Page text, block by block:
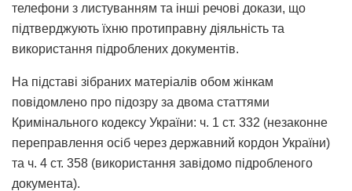
телефони з листуванням та інші речові докази, що
підтверджують їхню протиправну діяльність та
використання підроблених документів.
На підставі зібраних матеріалів обом жінкам
повідомлено про підозру за двома статтями
Кримінального кодексу України: ч. 1 ст. 332 (незаконне
переправлення осіб через державний кордон України)
та ч. 4 ст. 358 (використання завідомо підробленого
документа).